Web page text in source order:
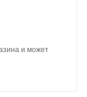
и может